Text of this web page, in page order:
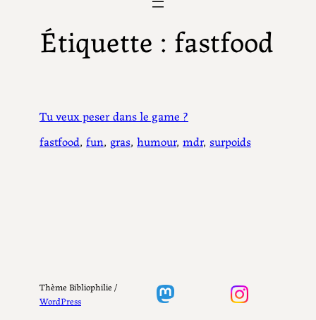
Étiquette : fastfood
Tu veux peser dans le game ?
fastfood, fun, gras, humour, mdr, surpoids
Thème Bibliophilie /
WordPress